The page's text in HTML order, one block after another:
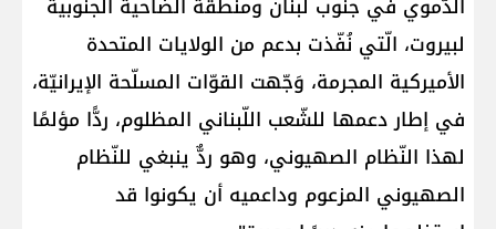
لبيروت، الّتي نُفّذت بدعم من ​الولايات المتحدة
الأميركية​ المجرمة، وَجّهت القوّات المسلّحة الإيرانيّة،
في إطار دعمها للشّعب اللّبناني المظلوم، ردًّا مؤلمًا
لهذا النّظام الصهيوني، وهو ردٌّ ينبغي للنّظام
الصهيوني المزعوم وداعميه أن يكونوا قد